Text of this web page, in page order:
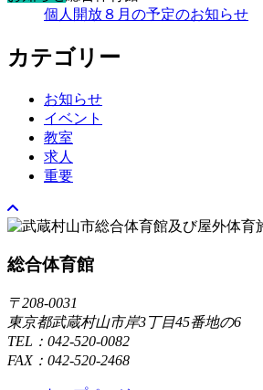
個人開放８月の予定のお知らせ
カテゴリー
お知らせ
イベント
教室
求人
重要
総合体育館
〒208-0031
東京都武蔵村山市岸3丁目45番地の6
TEL：042-520-0082
FAX：042-520-2468